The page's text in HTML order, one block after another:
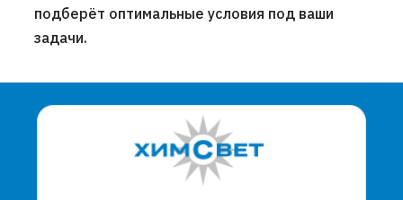
подберёт оптимальные условия под ваши
задачи.